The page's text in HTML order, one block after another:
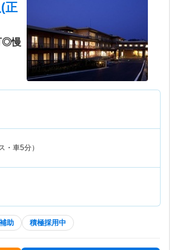
正
◎慢
・車5分）
助 積極採用中